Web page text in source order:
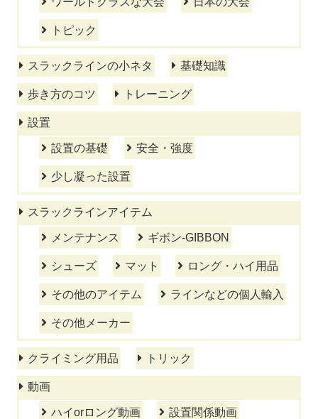
トピック
スラックラインの小ネタ 基礎知識
歩き方のコツ トレーニング
設置
設置の基礎 安全・強度
少し凝った設置
スラックラインアイテム
メンテナンス ギボン-GIBBON
シューズ マット ロング・ハイ用品
その他のアイテム ラインなどの個人輸入
その他メーカー
クライミング用品 トリック
動画
ハイorロング動画 設置関係動画